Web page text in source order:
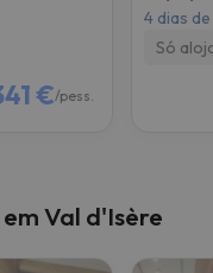
€/pess.
4 dias
Só
Val d'Isère